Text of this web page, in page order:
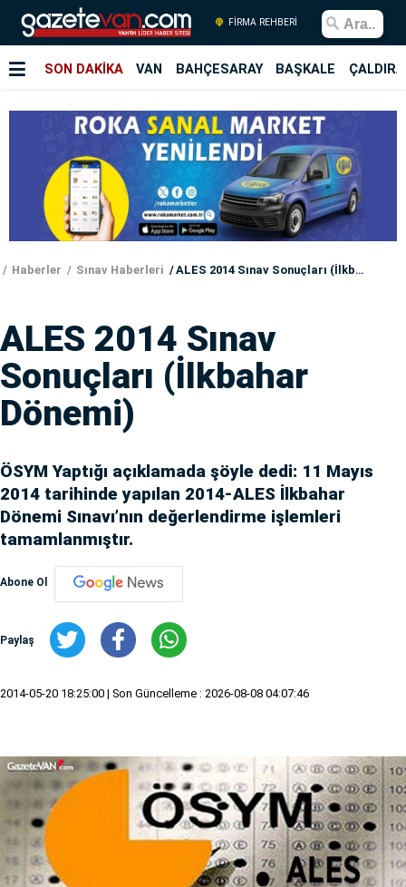
FİRMA REHBERİ
SON DAKİKA VAN BAHÇESARAY BAŞKALE
Haberler Sınav Haberleri ALES 2014 Sınav Sonuçları (İlkbahar Dönemi)
ALES 2014 Sınav
Sonuçları (İlkbahar
Dönemi)
ÖSYM Yaptığı açıklamada şöyle dedi: 11 Mayıs
2014 tarihinde yapılan 2014-ALES İlkbahar
Dönemi Sınavı’nın değerlendirme işlemleri
tamamlanmıştır.
Abone Ol
Paylaş
2014-05-20 18:25:00 | Son Güncelleme : 2026-08-08 04:07:46